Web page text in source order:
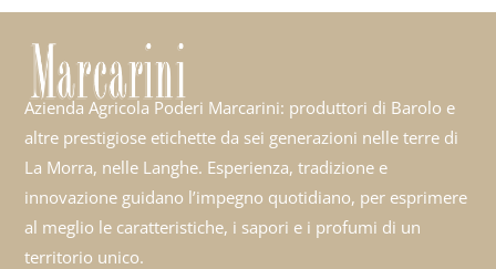
Azienda Agricola Poderi Marcarini: produttori di Barolo e
altre prestigiose etichette da sei generazioni nelle terre di
La Morra, nelle Langhe. Esperienza, tradizione e
innovazione guidano l’impegno quotidiano, per esprimere
al meglio le caratteristiche, i sapori e i profumi di un
territorio unico.